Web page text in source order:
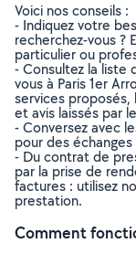
Voici nos conseils :
- Indiquez votre
recherchez-vous ?
particulier ou
- Consultez la liste
vous à Paris 1er
services
et avis laissés par
- Conversez avec
pour des
- Du contrat de
par la prise de
factures : utilisez
prestation.
Comment